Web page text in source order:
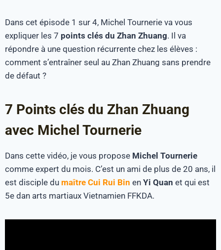
Dans cet épisode 1 sur 4, Michel Tournerie va vous
expliquer les 7 points clés du Zhan Zhuang. Il va
répondre à une question récurrente chez les élèves :
comment s’entraîner seul au Zhan Zhuang sans prendre
de défaut ?
7 Points clés du Zhan Zhuang
avec Michel Tournerie
Dans cette vidéo, je vous propose Michel Tournerie
comme expert du mois. C’est un ami de plus de 20 ans, il
est disciple du maître Cui Rui Bin en Yi Quan et qui est
5e dan arts martiaux Vietnamien FFKDA.